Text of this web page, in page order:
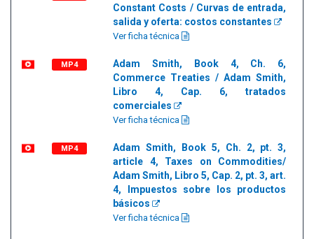
Constant Costs / Curvas de entrada,
salida y oferta: costos constantes
Ver ficha técnica
MP4
Adam Smith, Book 4, Ch. 6,
Commerce Treaties / Adam Smith,
Libro 4, Cap. 6, tratados
comerciales
Ver ficha técnica
MP4
Adam Smith, Book 5, Ch. 2, pt. 3,
article 4, Taxes on Commodities/
Adam Smith, Libro 5, Cap. 2, pt. 3, art.
4, Impuestos sobre los productos
básicos
Ver ficha técnica